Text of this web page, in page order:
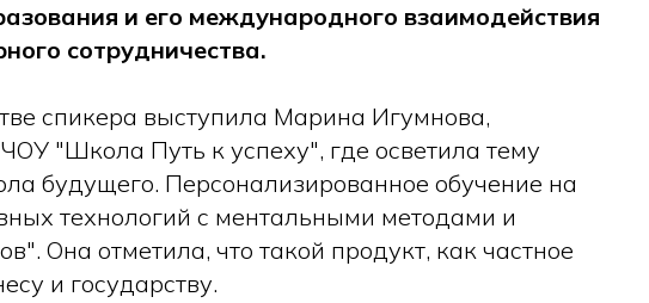
и его международного взаимодействия
сотрудничества.
спикера выступила Марина Игумнова,
"Школа Путь к успеху", где осветила тему
будущего. Персонализированное обучение на
технологий с ментальными методами и
Она отметила, что такой продукт, как частное
и государству.